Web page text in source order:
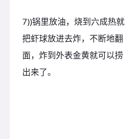
7))锅里放油，烧到六成热就
把虾球放进去炸，不断地翻
面，炸到外表金黄就可以捞
出来了。